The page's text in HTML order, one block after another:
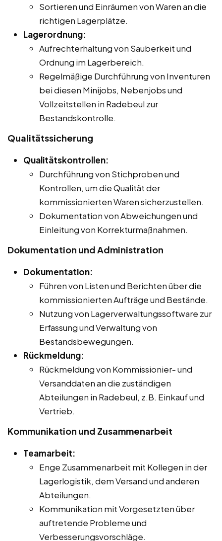
Sortieren und Einräumen von Waren an die
richtigen Lagerplätze.
Lagerordnung:
Aufrechterhaltung von Sauberkeit und
Ordnung im Lagerbereich.
Regelmäßige Durchführung von Inventuren
bei diesen Minijobs, Nebenjobs und
Vollzeitstellen in Radebeul zur
Bestandskontrolle.
Qualitätssicherung
Qualitätskontrollen:
Durchführung von Stichproben und
Kontrollen, um die Qualität der
kommissionierten Waren sicherzustellen.
Dokumentation von Abweichungen und
Einleitung von Korrekturmaßnahmen.
Dokumentation und Administration
Dokumentation:
Führen von Listen und Berichten über die
kommissionierten Aufträge und Bestände.
Nutzung von Lagerverwaltungssoftware zur
Erfassung und Verwaltung von
Bestandsbewegungen.
Rückmeldung:
Rückmeldung von Kommissionier- und
Versanddaten an die zuständigen
Abteilungen in Radebeul, z.B. Einkauf und
Vertrieb.
Kommunikation und Zusammenarbeit
Teamarbeit:
Enge Zusammenarbeit mit Kollegen in der
Lagerlogistik, dem Versand und anderen
Abteilungen.
Kommunikation mit Vorgesetzten über
auftretende Probleme und
Verbesserungsvorschläge.